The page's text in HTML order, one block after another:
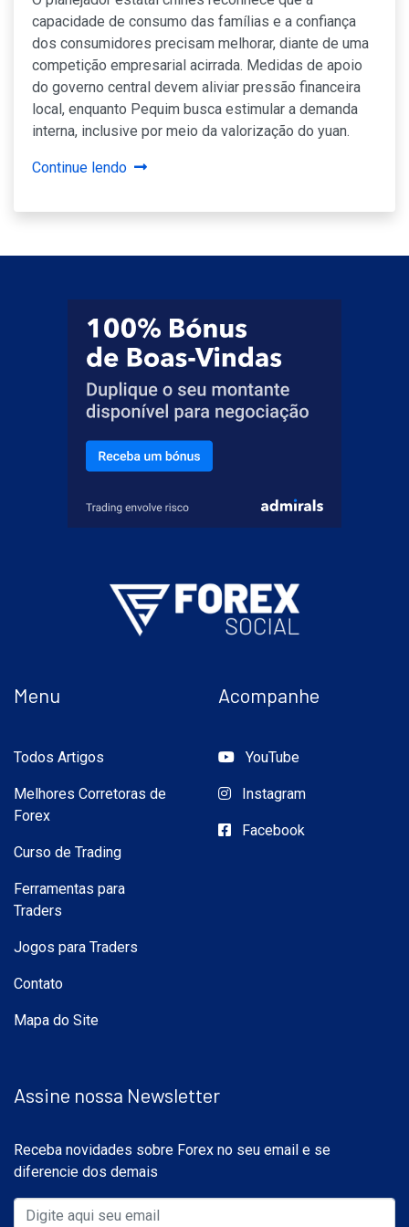
capacidade de consumo das famílias e a confiança
dos consumidores precisam melhorar, diante de uma
competição empresarial acirrada. Medidas de apoio
do governo central devem aliviar pressão financeira
local, enquanto Pequim busca estimular a demanda
interna, inclusive por meio da valorização do yuan.
Continue lendo
Menu
Todos Artigos
Melhores Corretoras de
Forex
Curso de Trading
Ferramentas para
Traders
Jogos para Traders
Contato
Mapa do Site
Acompanhe
YouTube
Instagram
Facebook
Assine nossa Newsletter
Receba novidades sobre Forex no seu email e se
diferencie dos demais